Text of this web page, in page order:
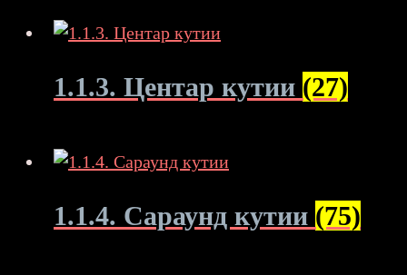
1.1.3. Центар кутии (27)
1.1.4. Сараунд кутии (75)